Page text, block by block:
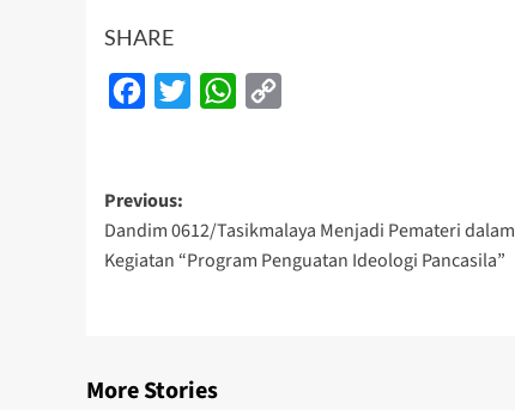
SHARE
Facebook
Twitter WhatsApp
Post
navigation
Previous:
Dandim 0612/Tasikmalaya Menjadi Pemateri dalam
Kegiatan “Program Penguatan Ideologi Pancasila”
More Stories